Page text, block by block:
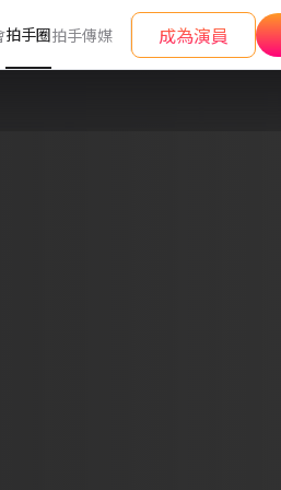
拍手圈拍手傳媒 成為演員